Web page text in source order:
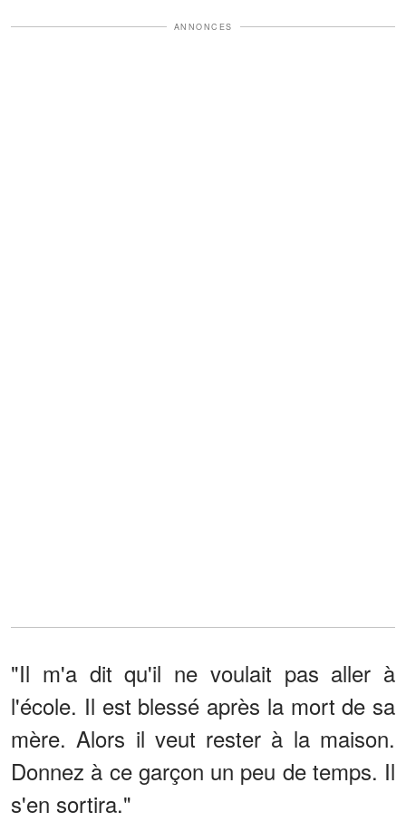
ANNONCES
"Il m'a dit qu'il ne voulait pas aller à
l'école. Il est blessé après la mort de sa
mère. Alors il veut rester à la maison.
Donnez à ce garçon un peu de temps. Il
s'en sortira."